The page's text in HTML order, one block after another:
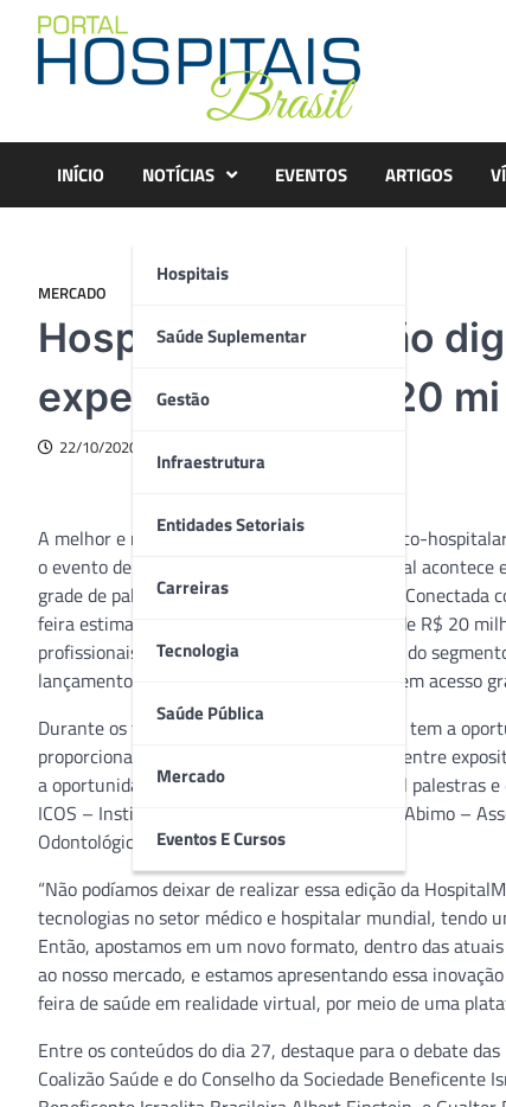
content
INÍCIO NOTÍCIAS
Hospitais
Saúde Suplementar
Gestão
Infraestrutura
Entidades Setoriais
Carreiras
Tecnologia
Saúde Pública
Mercado
Eventos E Cursos
EVENTOS ARTIGOS
MERCADO
HospitalMed: edição
expectativa de R$ 20
22/10/2020
A melhor e mais completa feira do setor médico-
o evento de negócios e qualificação profissional
grade de palestras em ambiente 100% online.
feira estima a geração de negócios em torno de R$ 20
profissionais de saúde as principais inovações do
lançamentos da área. A HospitalMed Digital tem acesso
Durante os três dias do evento, o participante tem a
proporciona diversas modalidades de contato entre
a oportunidade de acompanhar em tempo real palestras
ICOS – Instituto Coalizão Saúde e o painel da Abimo –
Odontológicos.
“Não podíamos deixar de realizar essa edição da
tecnologias no setor médico e hospitalar mundial, tendo
Então, apostamos em um novo formato, dentro das
ao nosso mercado, e estamos apresentando essa
feira de saúde em realidade virtual, por meio de uma
Entre os conteúdos do dia 27, destaque para o debate
Coalizão Saúde e do Conselho da Sociedade